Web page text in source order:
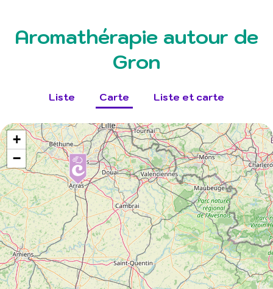
Aromathérapie autour de
Gron
Liste Carte Liste et carte
+
−